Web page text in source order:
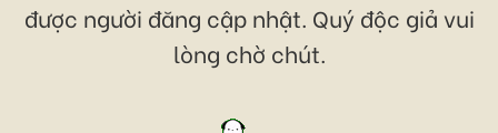
được người đăng cập nhật. Quý độc giả vui
lòng chờ chút.